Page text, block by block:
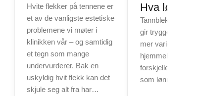
Hvite flekker på tennene er
et av de vanligste estetiske
problemene vi møter i
klinikken vår – og samtidig
et tegn som mange
undervurderer. Bak en
uskyldig hvit flekk kan det
skjule seg alt fra har…
Hva lønner
Tannbleking hos
gir tryggere,
mer varige
hjemmebleking.
forskjellene og
som lønner seg